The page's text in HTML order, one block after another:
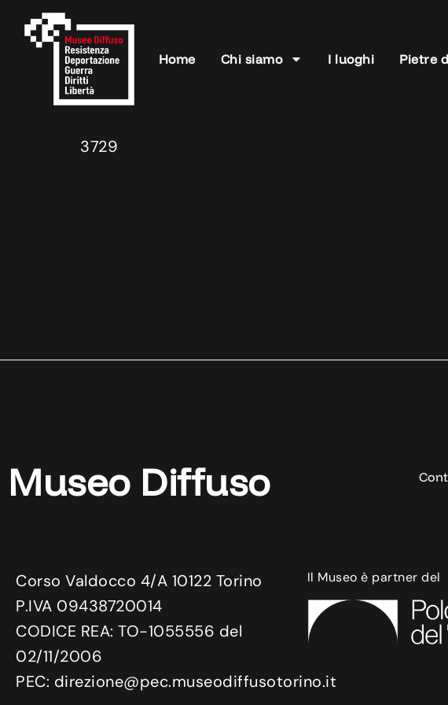
Home Chi siamo I luoghi Pietre
3729
Museo Diffuso
Corso Valdocco 4/A 10122 Torino
P.IVA 09438720014
CODICE REA: TO-1055556 del
02/11/2006
PEC: direzione@pec.museodiffusotorino.it
Il Museo è partner del